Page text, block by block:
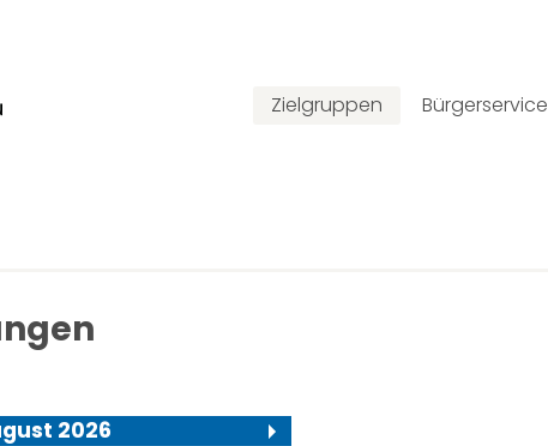
Zielgruppen Bürgerservice
2026